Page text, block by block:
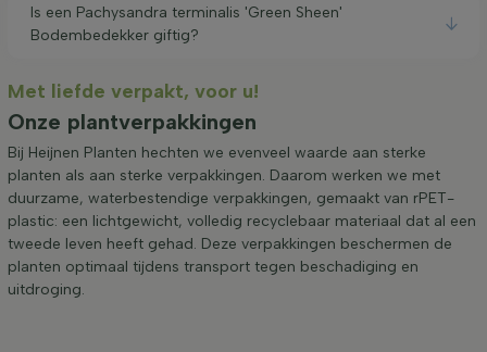
Is een Pachysandra terminalis 'Green Sheen'
Bodembedekker giftig?
Met liefde verpakt, voor u!
Onze plantverpakkingen
Bij Heijnen Planten hechten we evenveel waarde aan sterke
planten als aan sterke verpakkingen. Daarom werken we met
duurzame, waterbestendige verpakkingen, gemaakt van rPET-
plastic: een lichtgewicht, volledig recyclebaar materiaal dat al een
tweede leven heeft gehad. Deze verpakkingen beschermen de
planten optimaal tijdens transport tegen beschadiging en
uitdroging.